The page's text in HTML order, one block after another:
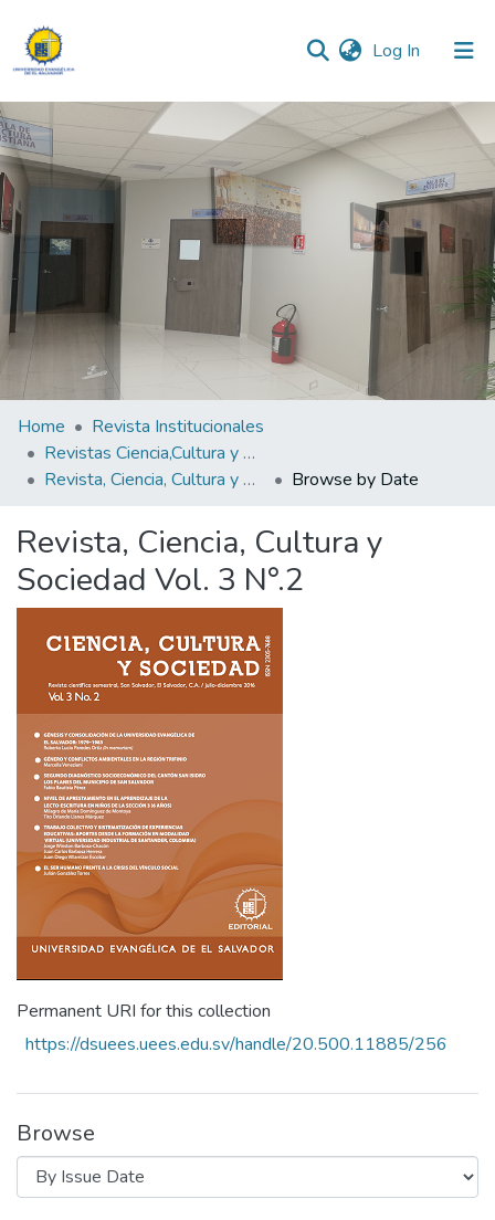
Log In (current)
Communities & Collections
All of DSpace
Home
Revista Institucionales
Revistas Ciencia,Cultura y Sociedad
Revista, Ciencia, Cultura y Sociedad Vol. 3 N°.2
Browse by Date
Revista, Ciencia, Cultura y
Sociedad Vol. 3 N°.2
Permanent URI for this collection
https://dsuees.uees.edu.sv/handle/20.500.11885/256
Browse